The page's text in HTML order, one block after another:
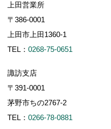
上田営業所
〒386-0001
上田市上田1360-1
TEL： 0268-75-0651
諏訪支店
〒391-0001
茅野市ちの2767-2
TEL： 0266-78-0881